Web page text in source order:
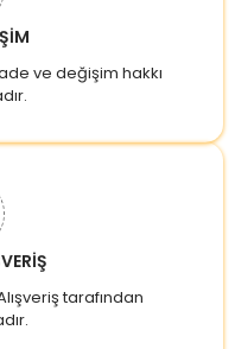
ve değişim hakkı
tarafından